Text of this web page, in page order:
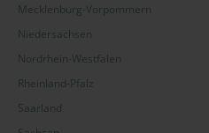
Mecklenburg-Vorpommern
Niedersachsen
Nordrhein-Westfalen
Rheinland-Pfalz
Saarland